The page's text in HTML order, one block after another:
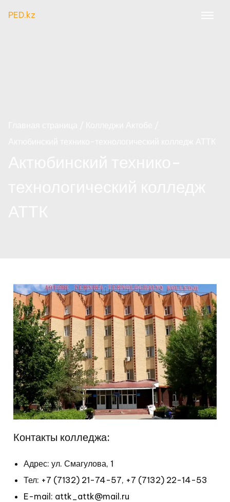
PED.kz
Контакты колледжа:
Адрес: ул. Смагулова, 1
Тел: +7 (7132) 21-74-57, +7 (7132) 22-14-53
E-mail: attk_attk@mail.ru